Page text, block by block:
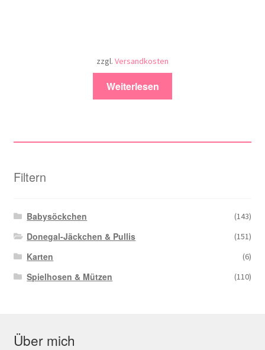
zzgl. Versandkosten
Weiterlesen
Filtern
Babysöckchen (143)
Donegal-Jäckchen & Pullis (151)
Karten (6)
Spielhosen & Mützen (110)
Über mich